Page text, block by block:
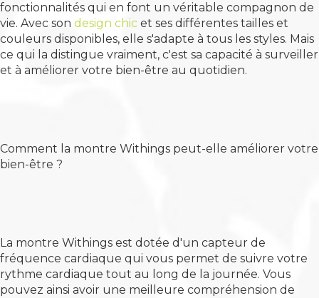
fonctionnalités qui en font un véritable compagnon de
vie. Avec son design chic et ses différentes tailles et
couleurs disponibles, elle s'adapte à tous les styles. Mais
ce qui la distingue vraiment, c'est sa capacité à surveiller
et à améliorer votre bien-être au quotidien.
Comment la montre Withings peut-elle améliorer votre
bien-être ?
La montre Withings est dotée d'un capteur de
fréquence cardiaque qui vous permet de suivre votre
rythme cardiaque tout au long de la journée. Vous
pouvez ainsi avoir une meilleure compréhension de